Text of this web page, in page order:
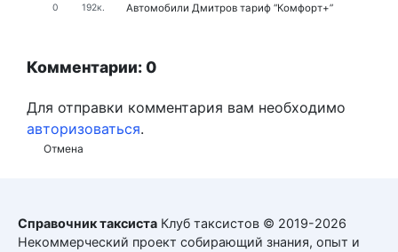
0 192к. Автомобили Дмитров тариф “Комфорт+”
Комментарии: 0
Отмена
Для отправки комментария вам необходимо
авторизоваться.
Справочник таксиста Клуб таксистов © 2019-2026
Некоммерческий проект собирающий знания, опыт и